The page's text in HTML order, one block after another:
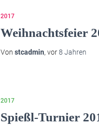
2017
Weihnachtsfeier
Von stcadmin, vor8 Jahren
2017
Spießl-Turnier